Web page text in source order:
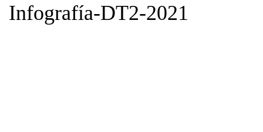
Infografía-DT2-2021